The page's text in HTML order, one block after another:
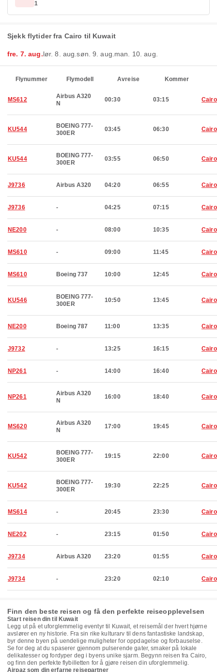
1
Sjekk flytider fra Cairo til Kuwait
fre. 7. aug.lør. 8. aug.søn. 9. aug. man. 10. aug.
Flynummer Flymodell Avreise Kommer
MS612
Airbus A320
N
00:30 03:15 Cairo
KU544
BOEING 777-
300ER
03:45 06:30 Cairo
KU544
BOEING 777-
300ER
03:55 06:50 Cairo
J9736 Airbus A320 04:20 06:55 Cairo
J9736 - 04:25 07:15 Cairo
NE200 - 08:00 10:35 Cairo
MS610 - 09:00 11:45 Cairo
MS610 Boeing 737 10:00 12:45 Cairo
KU546
BOEING 777-
300ER
10:50 13:45 Cairo
NE200 Boeing 787 11:00 13:35 Cairo
J9732 - 13:25 16:15 Cairo
NP261 - 14:00 16:40 Cairo
NP261
Airbus A320
N
16:00 18:40 Cairo
MS620
Airbus A320
N
17:00 19:45 Cairo
KU542
BOEING 777-
300ER
19:15 22:00 Cairo
KU542
BOEING 777-
300ER
19:30 22:25 Cairo
MS614 - 20:45 23:30 Cairo
NE202 - 23:15 01:50 Cairo
J9734 Airbus A320 23:20 01:55 Cairo
J9734 - 23:20 02:10 Cairo
Finn den beste reisen og få den perfekte reiseopplevelsen
Start reisen din til Kuwait
Legg ut på et uforglemmelig eventyr til Kuwait, et reisemål der hvert hjørne
avslører en ny historie. Fra sin rike kulturarv til dens fantastiske landskap,
byr denne byen på uendelige muligheter for oppdagelse og forbauselse.
Se for deg at du spaserer gjennom pulserende gater, smaker på lokale
delikatesser og fordyper deg i byens unike sjarm. Begynn reisen fra Cairo,
og finn den perfekte flybilletten for å gjøre reisen din uforglemmelig.
Airpaz som din erfarne reisepartner